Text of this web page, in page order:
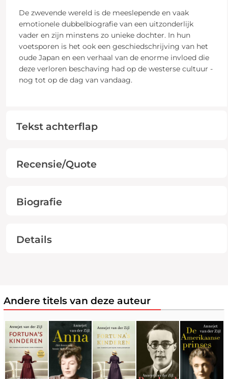
De zwevende wereld is de meeslepende en vaak
emotionele dubbelbiografie van een uitzonderlijk
vader en zijn minstens zo unieke dochter. In hun
voetsporen is het ook een geschiedschrijving van het
oude Japan en een verhaal van de enorme invloed die
deze verloren beschaving had op de westerse cultuur -
nog tot op de dag van vandaag.
Tekst achterflap
Recensie/Quote
Biografie
Details
Andere titels van deze auteur